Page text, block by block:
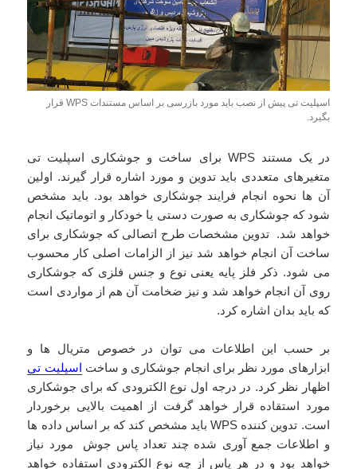
اسپلیت تی پیش از نصب باید مورد بازرسی بر اساس مستندات WPS قرار
بگیرد.
در یک مستند WPS برای ساخت و جوشکاری اسپلیت تی
متغیرهای متعددی باید تدوین و مورد اشاره قرار گیرند. اولین
آن ها نحوه انجام فرایند جوشکاری خواهد بود. باید مشخص
شود که جوشکاری به صورت دستی یا خودکار و اتوماتیک انجام
خواهد شد. تدوین مشخصات طرح اتصالی که جوشکاری برای
ساخت آن انجام خواهد شد نیز از الزامات اصلی کار محسوب
می شود. ذکر فلز پایه یعنی نوع و جنس فلزی که جوشکاری
روی آن انجام خواهد شد و نیز ضخامت آن هم از مواردی است
که باید بدان اشاره کرد.
بر حسب این اطلاعات می توان در خصوص متریال ها و
ابزارهای مورد نظر برای انجام جوشکاری و ساخت اسپلیت تی
اظهار نظر کرد. در درجه اول نوع الکترودی که برای جوشکاری
مورد استقاده قرار خواهد گرفت از اهمیت بالایی برخوردار
است. تدوین کننده WPS باید مشخص کند که بر اساس داده ها
و اطلاعات جمع آوری شده چند تعداد پاس جوش مورد نیاز
خواهد بود و در هر پاس از چه نوع الکترودی استفاده خواهد